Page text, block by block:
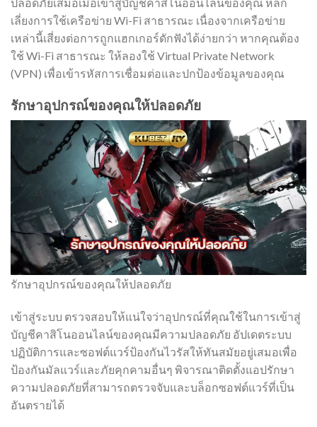
เลี่ยงการใช้เครือข่าย Wi-Fi สาธารณะ เนื่องจากเครือข่าย
เหล่านี้เสี่ยงต่อการถูกแฮกเกอร์ดักฟังได้ง่ายกว่า หากคุณต้อง
ใช้ Wi-Fi สาธารณะ ให้ลองใช้ Virtual Private Network
(VPN) เพื่อเข้ารหัสการเชื่อมต่อและปกป้องข้อมูลของคุณ
รักษาอุปกรณ์ของคุณให้ปลอดภัย
รักษาอุปกรณ์ของคุณให้ปลอดภัย
เข้าสู่ระบบ ตรวจสอบให้แน่ใจว่าอุปกรณ์ที่คุณใช้ในการเข้าสู่
บัญชีคาสิโนออนไลน์ของคุณมีความปลอดภัย อัปเดตระบบ
ปฏิบัติการและซอฟต์แวร์ป้องกันไวรัสให้ทันสมัยอยู่เสมอเพื่อ
ป้องกันมัลแวร์และภัยคุกคามอื่นๆ พิจารณาติดตั้งแอปรักษา
ความปลอดภัยที่สามารถตรวจจับและบล็อกซอฟต์แวร์ที่เป็น
อันตรายได้